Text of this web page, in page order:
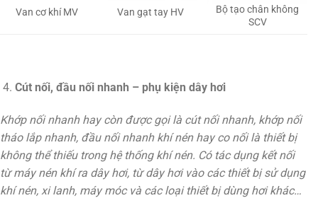
Van cơ khí MV Van gạt tay HV
Bộ tạo chân không
SCV
Cút nối, đầu nối nhanh – phụ kiện dây hơi
Khớp nối nhanh hay còn được gọi là cút nối nhanh, khớp nối
tháo lắp nhanh, đầu nối nhanh khí nén hay co nối là thiết bị
không thể thiếu trong hệ thống khí nén. Có tác dụng kết nối
từ máy nén khí ra dây hơi, từ dây hơi vào các thiết bị sử dụng
khí nén, xi lanh, máy móc và các loại thiết bị dùng hơi khác…